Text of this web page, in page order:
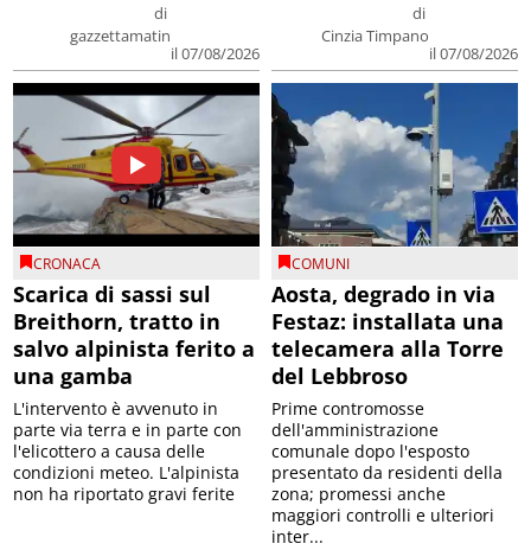
di
gazzettamatin
il 07/08/2026
di
Cinzia Timpano
il 07/08/2026
CRONACA
Scarica di sassi sul
Breithorn, tratto in
salvo alpinista ferito a
una gamba
L'intervento è avvenuto in
parte via terra e in parte con
l'elicottero a causa delle
condizioni meteo. L'alpinista
non ha riportato gravi ferite
COMUNI
Aosta, degrado in via
Festaz: installata una
telecamera alla Torre
del Lebbroso
Prime contromosse
dell'amministrazione
comunale dopo l'esposto
presentato da residenti della
zona; promessi anche
maggiori controlli e ulteriori
inter...